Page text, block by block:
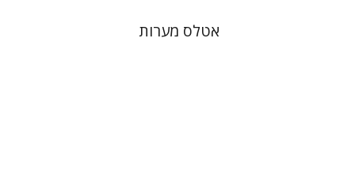
אטלס מערות